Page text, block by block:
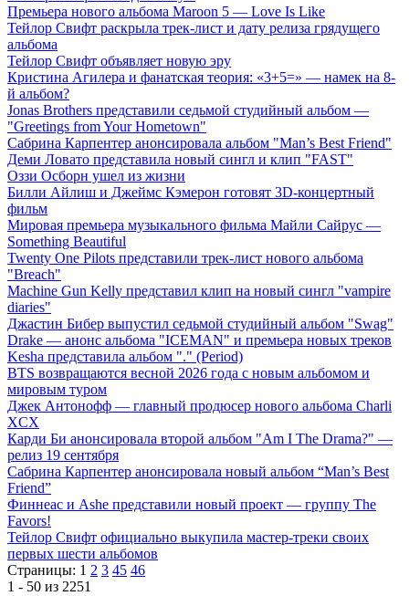
Премьера нового альбома Maroon 5 — Love Is Like
Тейлор Свифт раскрыла трек-лист и дату релиза грядущего
альбома
Тейлор Свифт объявляет новую эру
Кристина Агилера и фанатская теория: «3+5=» — намек на 8-
й альбом?
Jonas Brothers представили седьмой студийный альбом —
"Greetings from Your Hometown"
Сабрина Карпентер анонсировала альбом "Man’s Best Friend"
Деми Ловато представила новый сингл и клип "FAST"
Оззи Осборн ушел из жизни
Билли Айлиш и Джеймс Кэмерон готовят 3D-концертный
фильм
Мировая премьера музыкального фильма Майли Сайрус —
Something Beautiful
Twenty One Pilots представили трек-лист нового альбома
"Breach"
Machine Gun Kelly представил клип на новый сингл "vampire
diaries"
Джастин Бибер выпустил седьмой студийный альбом "Swag"
Drake — анонс альбома "ICEMAN" и премьера новых треков
Kesha представила альбом "." (Period)
BTS возвращаются весной 2026 года с новым альбомом и
мировым туром
Джек Антонофф — главный продюсер нового альбома Charli
XCX
Карди Би анонсировала второй альбом "Am I The Drama?" —
релиз 19 сентября
Сабрина Карпентер анонсировала новый альбом “Man’s Best
Friend”
Финнеас и Ashe представили новый проект — группу The
Favors!
Тейлор Свифт официально выкупила мастер-треки своих
первых шести альбомов
Страницы: 1 2 3 45 46
1 - 50 из 2251